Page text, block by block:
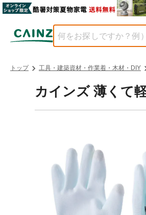
トップ 工具・建築資材・作業着・木材・DIY
カインズ 薄くて